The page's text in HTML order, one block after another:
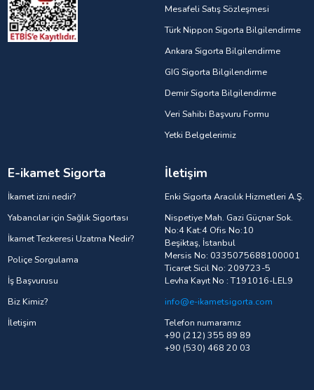
Mesafeli Satış Sözleşmesi
Türk Nippon Sigorta Bilgilendirme
Ankara Sigorta Bilgilendirme
GIG Sigorta Bilgilendirme
Demir Sigorta Bilgilendirme
Veri Sahibi Başvuru Formu
Yetki Belgelerimiz
E-ikamet Sigorta
İkamet izni nedir?
Yabancılar için Sağlık Sigortası
İkamet Tezkeresi Uzatma Nedir?
Poliçe Sorgulama
İş Başvurusu
Biz Kimiz?
İletişim
İletişim
Enki Sigorta Aracılık Hizmetleri A.Ş.
Nispetiye Mah. Gazi Güçnar Sok.
No:4 Kat:4 Ofis No:10
Beşiktaş, İstanbul
Mersis No: 0335075688100001
Ticaret Sicil No: 209723-5
Levha Kayıt No : T191016-LEL9
info@e-ikametsigorta.com
Telefon numaramız
+90 (212) 355 89 89
+90 (530) 468 20 03